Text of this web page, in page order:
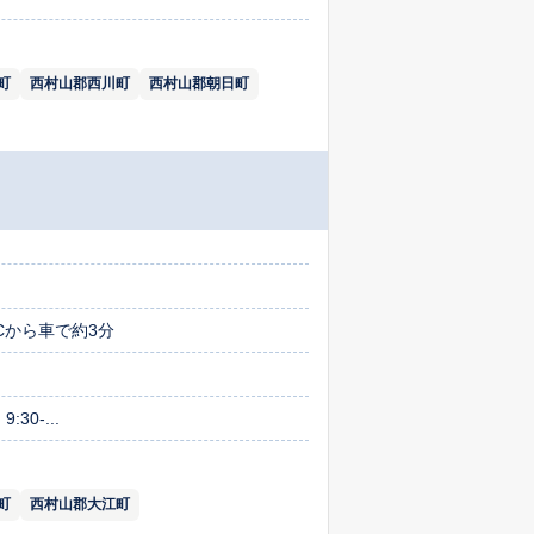
西村山郡西川町 西村山郡朝日町
ら車で約3分
...
西村山郡大江町